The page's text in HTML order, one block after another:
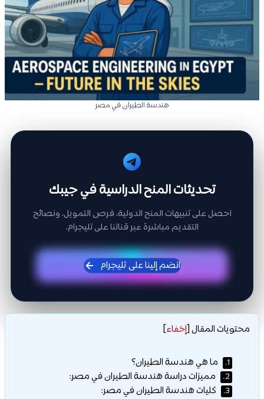
هندسة الطيران في مصر
تحديثات المنح الدراسية في جيبك
احصل على تنبيهات المنح الدولية، فرص التمويل، ونصائح
التقديم مباشرة عبر قناتنا على تليجرام.
انضم إلينا على تليجرام
محتويات المقال[إخفاء]
1. ما هي هندسة الطيران؟
2. مميزات دراسة هندسة الطيران في مصر:
3. كليات هندسة الطيران في مصر: